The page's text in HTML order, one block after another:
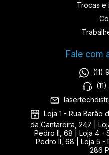
Trocas e
Fale com
(11)
Loja 1 - Rua Barão
da Cantareira, 247 |
Pedro II, 68 | Loja 4 -
Pedro II, 68 | Loja 5 -
286